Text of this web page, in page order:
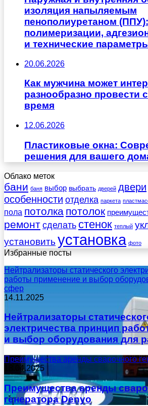
изоляция напыляемым
пенополиуретаном
полимеризации,
и технические
20.06.2026
Как мужчина может
разнообразно провести
время
12.06.2026
Пластиковые окна:
решения для вашего
Облако меток
бани баня выбор выбрать дверей двери
особенности отделка паркета
пола потолка потолок
ремонт сделать стенок теплый
установить установка фото
Избранные посты
Нейтрализаторы статического
работы применение и выбор
сфер
14.11.2025
Нейтрализаторы
электричества принцип
и выбор оборудования для
Преимущества аренды сварочного
18.04.2025
Преимущества аренды
генератора Denyo